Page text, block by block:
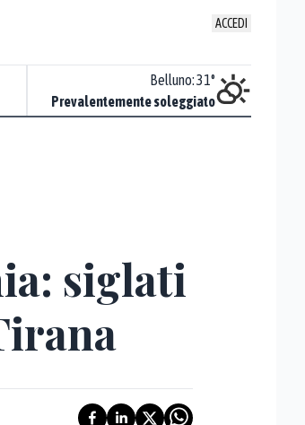
ACCEDI
Belluno:31°
Prevalentemente soleggiato
siglati